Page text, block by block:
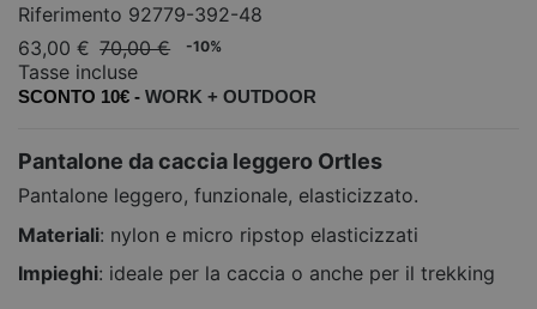
Riferimento 92779-392-48
63,00 € 70,00 € -10%
Tasse incluse
SCONTO 10€ - WORK + OUTDOOR
Pantalone da caccia leggero Ortles
Pantalone leggero, funzionale, elasticizzato.
Materiali: nylon e micro ripstop elasticizzati
Impieghi: ideale per la caccia o anche per il trekking